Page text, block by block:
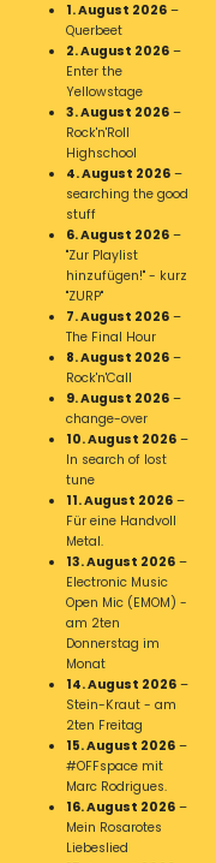
1. August 2026 –
Querbeet
2. August 2026 –
Enter the
Yellowstage
3. August 2026 –
Rock'n'Roll
Highschool
4. August 2026 –
searching the good
stuff
6. August 2026 –
"Zur Playlist
hinzufügen!" - kurz
"ZURP"
7. August 2026 –
The Final Hour
8. August 2026 –
Rock'n'Call
9. August 2026 –
change-over
10. August 2026 –
In search of lost
tune
11. August 2026 –
Für eine Handvoll
Metal.
13. August 2026 –
Electronic Music
Open Mic (EMOM) -
am 2ten
Donnerstag im
Monat
14. August 2026 –
Stein-Kraut - am
2ten Freitag
15. August 2026 –
#OFFspace mit
Marc Rodrigues.
16. August 2026 –
Mein Rosarotes
Liebeslied